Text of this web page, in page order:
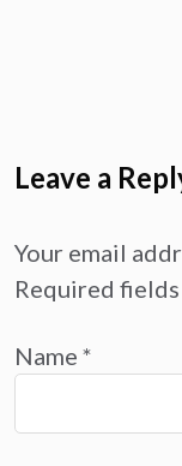
Leave a
Your email
Required
Name *